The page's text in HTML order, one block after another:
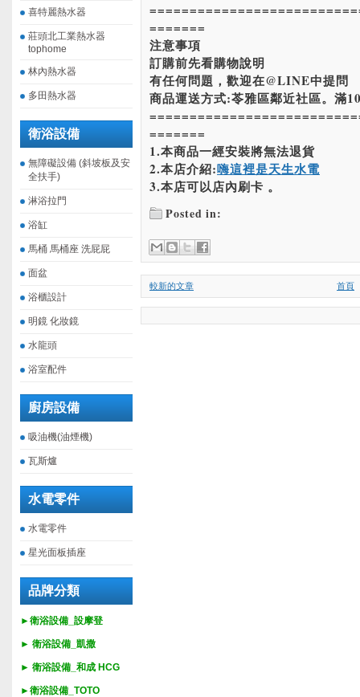
喜特麗熱水器
莊頭北工業熱水器
tophome
林內熱水器
多田熱水器
衛浴設備
無障礙設備 (斜坡板及安
全扶手)
淋浴拉門
浴缸
馬桶 馬桶座 洗屁屁
面盆
浴櫃設計
明鏡 化妝鏡
水龍頭
浴室配件
廚房設備
吸油機(油煙機)
瓦斯爐
水電零件
水電零件
星光面板插座
品牌分類
►衛浴設備_設摩登
► 衛浴設備_ 凱撒
► 衛浴設備_ 和成 HCG
►衛浴設備_ TOTO
=======
注意事項
訂購前先看購物說明
有任何問題，歡迎在@LINE中提問
商品運送方式:苓雅區鄰近社區。滿
=======
1.本商品一經安裝將無法退貨
2.本店介紹:嗨這裡是天生水電
3.本店可以店內刷卡 。
Posted in:
較新的文章 首頁